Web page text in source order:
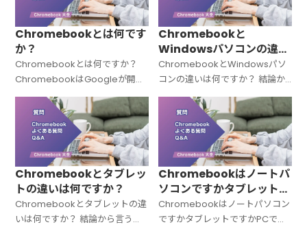
Chromebookとは何です
か？
Chromebookとは何ですか？
ChromebookはGoogleが開発
した「Chrome OS（クローム
OS）」を搭載したノートパソコ
ンの総称です。Windowsでも
Macでもない
Chromebookと
Windowsパソコンの違い
は何ですか？
ChromebookとWindowsパソ
コンの違いは何ですか？ 結論か
ら言うと、Chromebookと
Windowsパソコンは「OSが違
う＝中身の設計思想がまったく
違う」パソコンです。C
Chromebookとタブレッ
トの違いは何ですか？
Chromebookとタブレットの違
いは何ですか？ 結論から言う
Chromebookはノートパ
ソコンですかタブレットで
すかPCですか？
Chromebookはノートパソコン
ですかタブレットですかPCです